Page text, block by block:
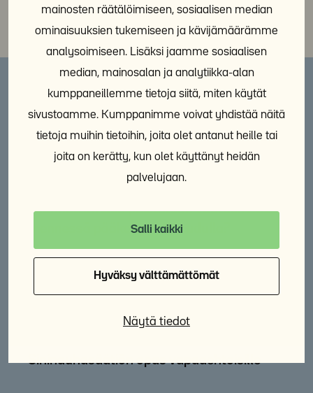
mainosten räätälöimiseen, sosiaalisen median
ominaisuuksien tukemiseen ja kävijämäärämme
analysoimiseen. Lisäksi jaamme sosiaalisen
median, mainosalan ja analytiikka-alan
kumppaneillemme tietoja siitä, miten käytät
sivustoamme. Kumppanimme voivat yhdistää näitä
tietoja muihin tietoihin, joita olet antanut heille tai
joita on kerätty, kun olet käyttänyt heidän
palvelujaan.
Salli kaikki
Hyväksy välttämättömät
Näytä tiedot
Lisää aiheesta
KAIKKI AINEISTOT
asunnottomuus poistetaan vuoteen 2027
mennessä pääkaupunkiseudulla?
Raportti
Sininauhasäätiön opas vapaaehtoisille